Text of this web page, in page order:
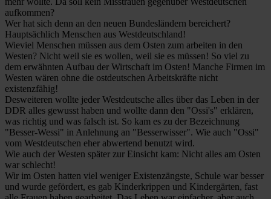
aufkommen?
Wer hat sich denn an den neuen Bundesländern bereichert?
Hauptsächlich Menschen aus Westdeutschland!
Wieviel Menschen müssen aus dem Osten zum arbeiten in den
Westen? Nicht weil sie es wollen, weil sie es müssen! So viel zu
dem erwähnten Aufbau der Wirtschaft im Osten! Manche Firmen im
Westen wären ohne die ostdeutschen Arbeitskräfte nicht
existenzfähig!
Desweiteren wollte jeder Westdeutsche alles über das Leben in der
DDR alles gewusst haben und wollte dann den "Ossi's" erklären,
was richtig und was falsch ist. So kam es zu der Bezeichnung
"Besser-Wessi" in Anlehnung an "Besserwisser". Wie auch "Ossi"
vom Westdeutschen eher abwertend benutzt wird.
Wie auch der Westen später zur Einsicht kam: Nicht alles am Osten
war schlecht!
Wir im Osten hatten viel weniger Existenzängste, Schule war besser
und wurde gefördert, es gab Kinderkrippen und Kindergärten, fast